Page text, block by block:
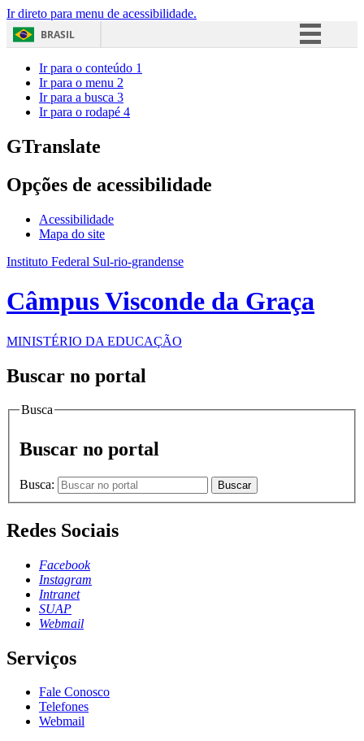
Ir direto para menu de acessibilidade.
BRASIL
Ir para o conteúdo 1
Ir para o menu 2
Ir para a busca 3
Ir para o rodapé 4
GTranslate
Opções de acessibilidade
Acessibilidade
Mapa do site
Instituto Federal Sul-rio-grandense
Câmpus Visconde da Graça
MINISTÉRIO DA EDUCAÇÃO
Buscar no portal
Busca
Buscar no portal
Busca: Buscar
Redes Sociais
Facebook
Instagram
Intranet
SUAP
Webmail
Serviços
Fale Conosco
Telefones
Webmail